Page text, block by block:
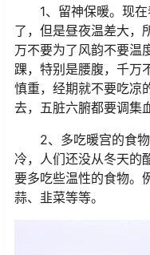
1、留神保暖。现
了，但是昼夜温差大，
万不要为了风韵不要温
踝，特别是腰腹，千万
慎重，经期就不要吃凉
去，五脏六腑都要调集
2、多吃暖宫的食
冷，人们还没从冬天的
要多吃些温性的食物。
蒜、韭菜等等。